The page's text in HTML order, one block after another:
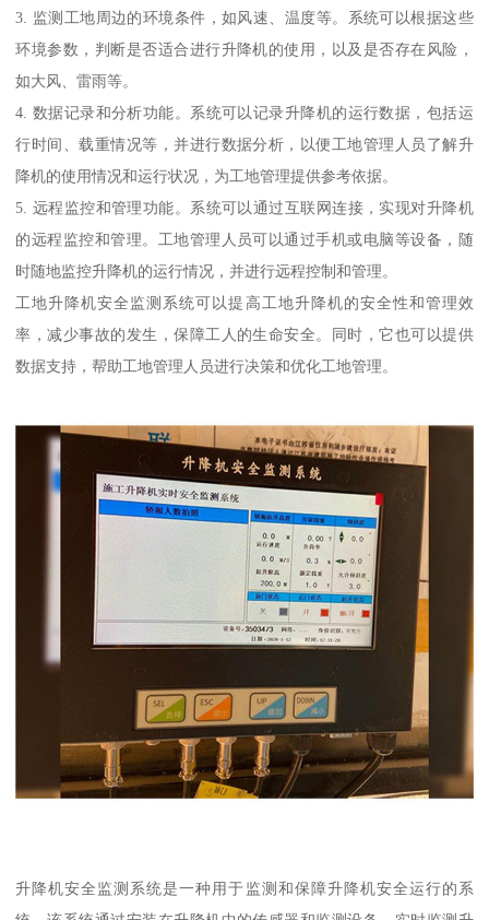
3. 监测工地周边的环境条件，如风速、温度等。系统可以根据这些
环境参数，判断是否适合进行升降机的使用，以及是否存在风险，
如大风、雷雨等。
4. 数据记录和分析功能。系统可以记录升降机的运行数据，包括运
行时间、载重情况等，并进行数据分析，以便工地管理人员了解升
降机的使用情况和运行状况，为工地管理提供参考依据。
5. 远程监控和管理功能。系统可以通过互联网连接，实现对升降机
的远程监控和管理。工地管理人员可以通过手机或电脑等设备，随
时随地监控升降机的运行情况，并进行远程控制和管理。
工地升降机安全监测系统可以提高工地升降机的安全性和管理效
率，减少事故的发生，保障工人的生命安全。同时，它也可以提供
数据支持，帮助工地管理人员进行决策和优化工地管理。
升降机安全监测系统是一种用于监测和保障升降机安全运行的系